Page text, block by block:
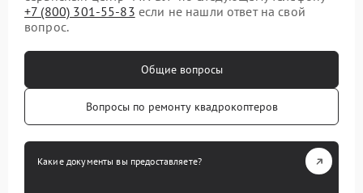
+7 (800) 301-55-83 если не нашли ответ на свой
вопрос.
Общие вопросы
Вопросы по ремонту квадрокоптеров
Какие документы вы предоставляете?